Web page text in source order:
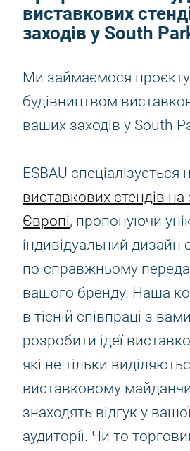
виставкових
заходів у South
Ми займаємося
будівництвом
ваших заходів у South
ESBAU спеціалізується
виставкових стендів
Європі, пропонуючи
індивідуальний дизайн
по-справжньому
вашого бренду. Наша
в тісній співпраці з
розробити ідеї
які не тільки
виставковому
знаходять відгук у
аудиторії. Чи то